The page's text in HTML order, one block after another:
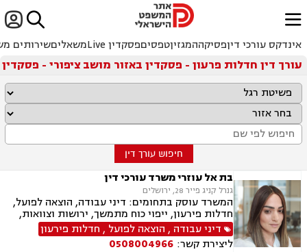

ﱐ
אינדקס עורכי דיןפסיקההמגזיןטפסיםפסקדין Live משאליםשירותים
עורך דין חדלות פרעון - פסקדין באזור מושב ציפורי - פסקדין
חיפוש עורך דין
בת אל עוזרי משרד עורכי דין
גנרל קניג פייר 28, ירושלים
המשרד עוסק בתחומים: דיני עבודה, הוצאה לפועל,
חדלות פירעון, ייפוי כוח מתמשך, ירושות וצוואות,
ביטוח לאומי
דיני עבודה , הוצאה לפועל , חדלות פירעון
ליצירת קשר: 0508004966